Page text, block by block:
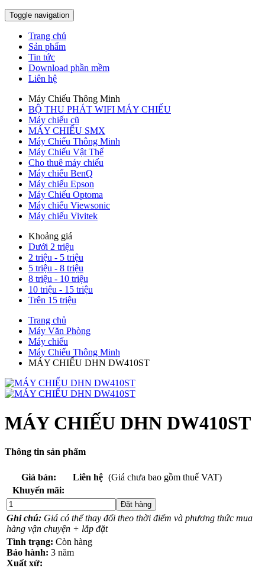
Toggle navigation
Trang chủ
Sản phẩm
Tin tức
Download phần mềm
Liên hệ
Máy Chiếu Thông Minh
BỘ THU PHÁT WIFI MÁY CHIẾU
Máy chiếu cũ
MÁY CHIẾU SMX
Máy Chiếu Thông Minh
Máy Chiếu Vật Thể
Cho thuê máy chiếu
Máy chiếu BenQ
Máy chiếu Epson
Máy Chiếu Optoma
Máy chiếu Viewsonic
Máy chiếu Vivitek
Khoảng giá
Dưới 2 triệu
2 triệu - 5 triệu
5 triệu - 8 triệu
8 triệu - 10 triệu
10 triệu - 15 triệu
Trên 15 triệu
Trang chủ
Máy Văn Phòng
Máy chiếu
Máy Chiếu Thông Minh
MÁY CHIẾU DHN DW410ST
MÁY CHIẾU DHN DW410ST
Thông tin sản phẩm
Giá bán: Liên hệ (Giá chưa bao gồm thuế VAT)
Khuyến mãi:
Đặt hàng
Ghi chú: Giá có thể thay đổi theo thời điểm và phương thức mua
hàng vận chuyện + lắp đặt
Tình trạng: Còn hàng
Bảo hành: 3 năm
Xuất xứ: